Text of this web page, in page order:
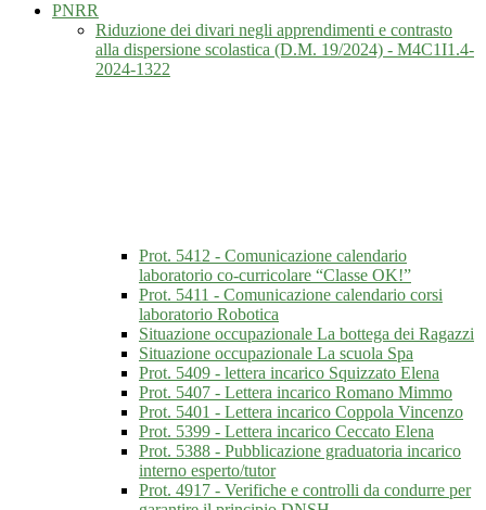
PNRR
Riduzione dei divari negli apprendimenti e contrasto
alla dispersione scolastica (D.M. 19/2024) - M4C1I1.4-
2024-1322
Prot. 5412 - Comunicazione calendario
laboratorio co-curricolare “Classe OK!”
Prot. 5411 - Comunicazione calendario corsi
laboratorio Robotica
Situazione occupazionale La bottega dei Ragazzi
Situazione occupazionale La scuola Spa
Prot. 5409 - lettera incarico Squizzato Elena
Prot. 5407 - Lettera incarico Romano Mimmo
Prot. 5401 - Lettera incarico Coppola Vincenzo
Prot. 5399 - Lettera incarico Ceccato Elena
Prot. 5388 - Pubblicazione graduatoria incarico
interno esperto/tutor
Prot. 4917 - Verifiche e controlli da condurre per